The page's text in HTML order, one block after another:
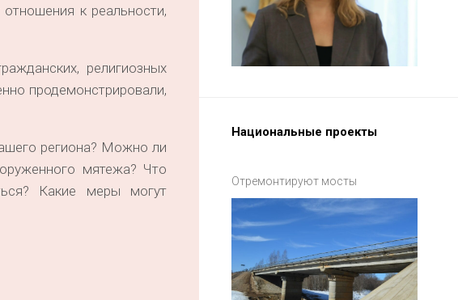
к реальности,
религиозных
продемонстрировали,
региона? Можно ли
мятежа? Что
Какие меры могут
Национальные проекты
Отремонтируют мосты